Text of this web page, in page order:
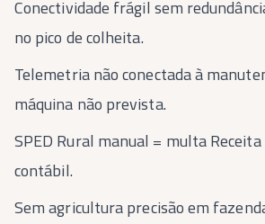
Conectividade frágil sem
no pico de colheita.
Telemetria não conectada à
máquina não prevista.
SPED Rural manual = multa
contábil.
Sem agricultura precisão em